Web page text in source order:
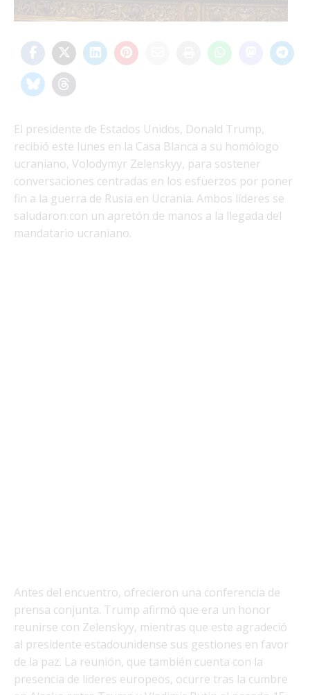
El presidente de Estados Unidos, Donald Trump,
recibió este lunes en la Casa Blanca a su homólogo
ucraniano, Volodymyr Zelenskyy, para sostener
conversaciones centradas en los esfuerzos por poner
fin a la guerra de Rusia en Ucrania. Ambos líderes se
saludaron con un apretón de manos a la llegada del
mandatario ucraniano.
Antes del encuentro, ofrecieron una conferencia de
prensa conjunta. Trump afirmó que era un honor
reunirse con Zelenskyy, mientras que este agradeció
al presidente estadounidense sus gestiones en favor
de la paz. La reunión, que también cuenta con la
presencia de líderes europeos, ocurre tras la cumbre